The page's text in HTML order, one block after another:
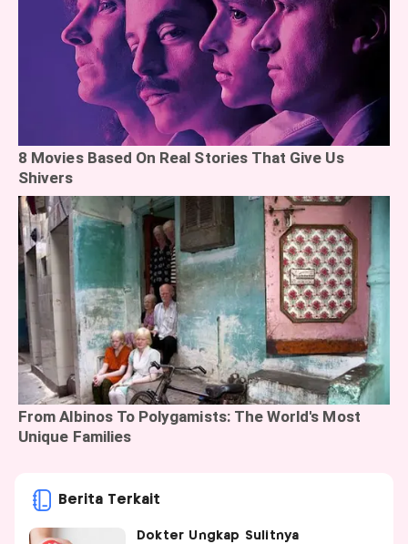
Berita Terkait
Dokter Ungkap Sulitnya